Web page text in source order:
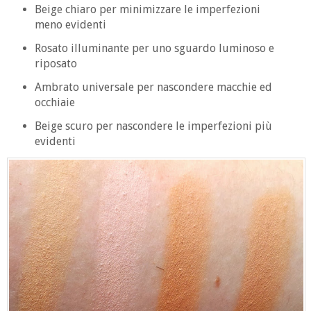
Beige chiaro per minimizzare le imperfezioni
meno evidenti
Rosato illuminante per uno sguardo luminoso e
riposato
Ambrato universale per nascondere macchie ed
occhiaie
Beige scuro per nascondere le imperfezioni più
evidenti